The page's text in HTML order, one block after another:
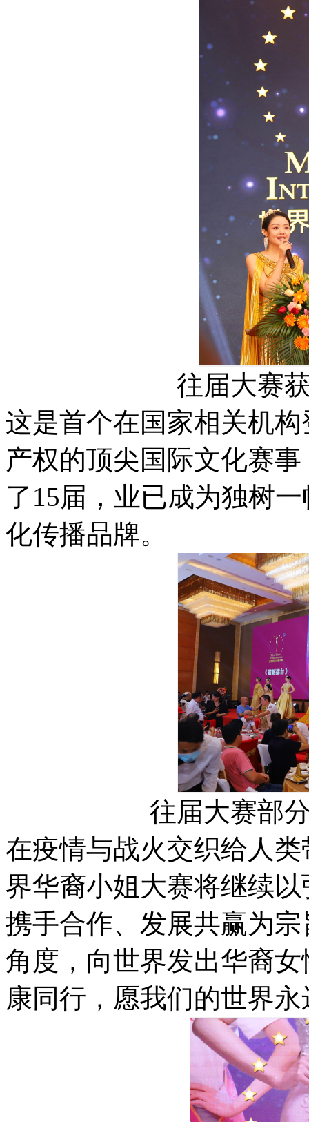
往届大赛
这是首个在国家相关机
产权的顶尖国际文化赛
了15届，业已成为独树
化传播品牌。
往届大赛部
在疫情与战火交织给人
界华裔小姐大赛将继续
携手合作、发展共赢为
角度，向世界发出华裔
康同行，愿我们的世界